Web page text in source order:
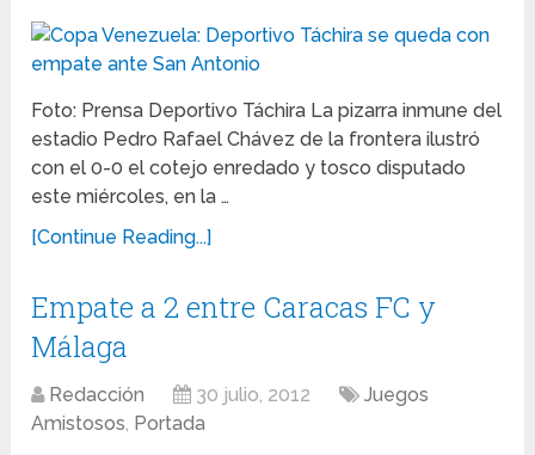
Foto: Prensa Deportivo Táchira La pizarra inmune del
estadio Pedro Rafael Chávez de la frontera ilustró
con el 0-0 el cotejo enredado y tosco disputado
este miércoles, en la …
[Continue Reading...]
Empate a 2 entre Caracas FC y
Málaga
Redacción 30 julio, 2012
Juegos
Amistosos, Portada